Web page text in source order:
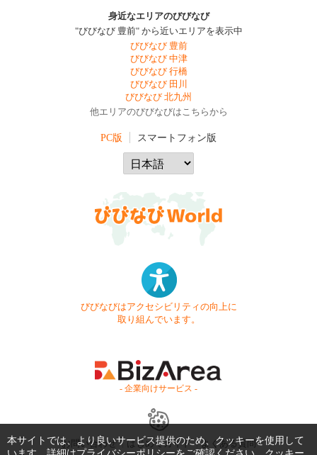
身近なエリアのびびなび
"びびなび 豊前" から近いエリアを表示中
びびなび 豊前
びびなび 中津
びびなび 行橋
びびなび 田川
びびなび 北九州
他エリアのびびなびはこちらから
PC版 スマートフォン版
びびなびはアクセシビリティの向上に
取り組んでいます。
- 企業向けサービス -
お問い合わせ はじめてガイド よくある質問
本サイトでは、より良いサービス提供のため、クッキーを使用して